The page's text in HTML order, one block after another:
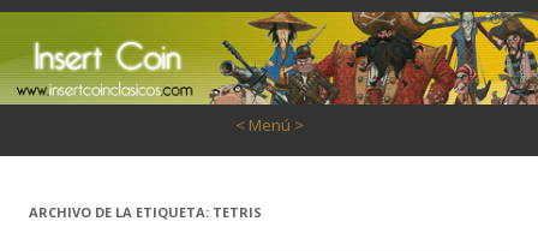
< Menú >
ARCHIVO DE LA ETIQUETA: TETRIS